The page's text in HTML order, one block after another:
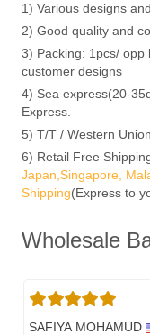
1) Various designs
2) Good quality and
3) Packing: 1pcs/
customer designs
4) Sea express(20-
Express.
5) T/T / Western
6) Retail Free
Japan,Singapore,
Shipping(Express to
Wholesale
SAFIYA MOHAMUD